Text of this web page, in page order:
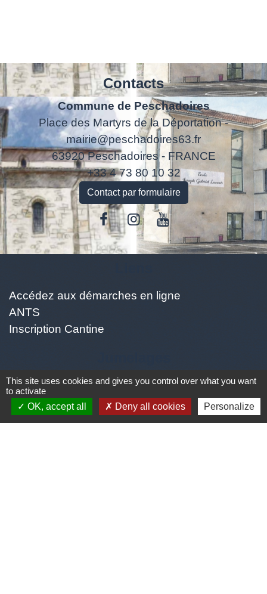
Contacts
Commune de Peschadoires
Place des Martyrs de la Déportation -
mairie@peschadoires63.fr
63920 Peschadoires - FRANCE
+33 4 73 80 10 32
Contact par formulaire
Accédez aux démarches en ligne
ANTS
Inscription Cantine
Jumelage avec la ville Italienne PEZZAZE (Ville
située en Lombardi proche de BRESCIA environ
This site uses cookies and gives you control over what you want
to activate
OK, accept all
Deny all cookies Personalize